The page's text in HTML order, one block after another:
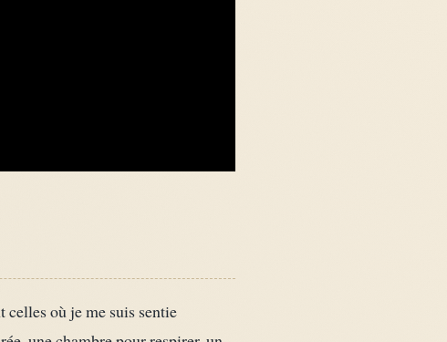
celles où je me suis sentie